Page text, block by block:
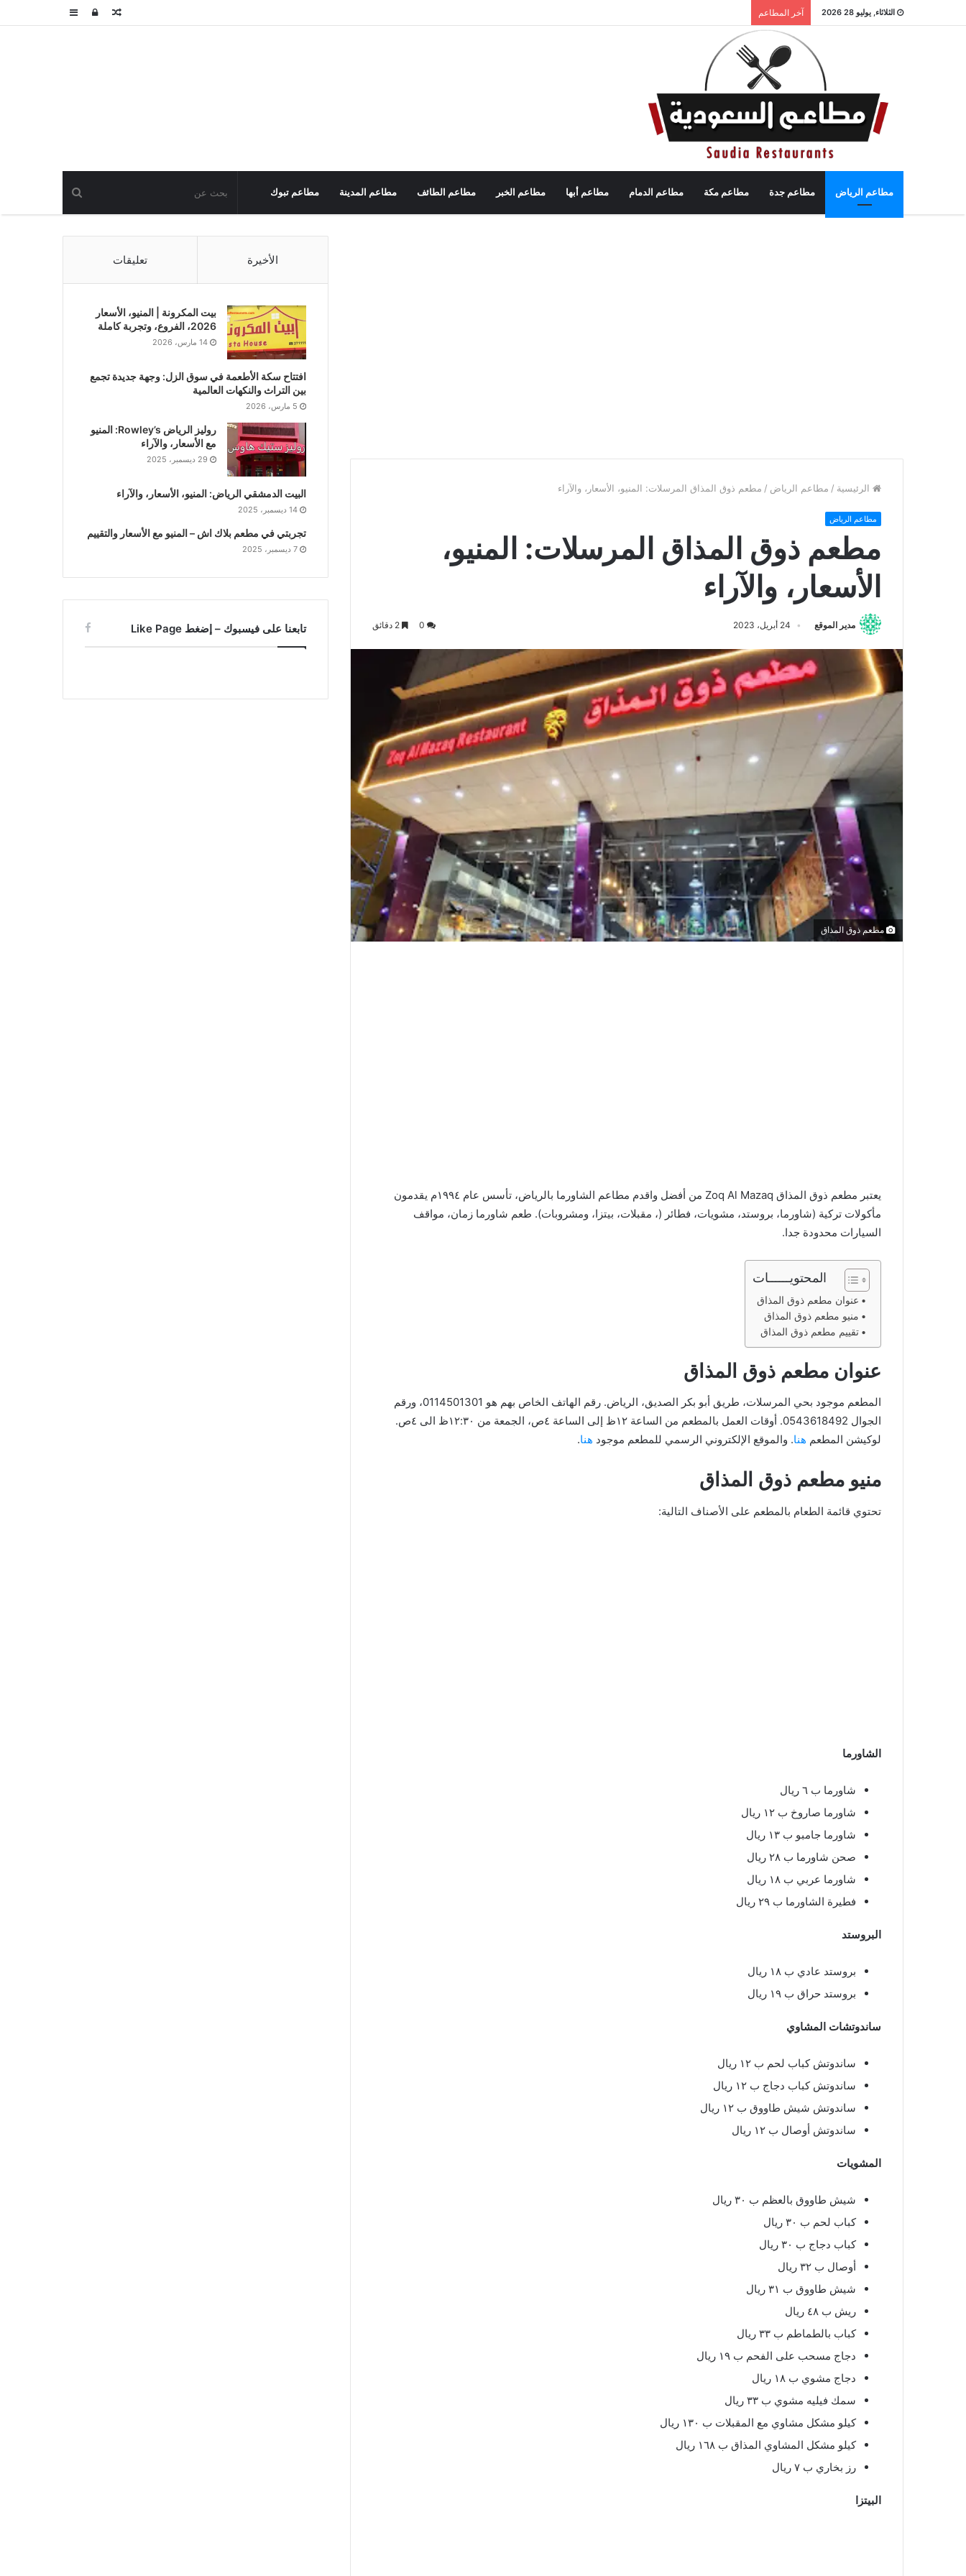
الثلاثاء, يوليو 28 2026 آخر المطاعم عمودتسجيلمقال
مطاعم الرياض مطاعم جدة مطاعم مكة مطاعم الدمام مطاعم أبها مطاعم الخبر مطاعم الطائف مطاعم المدينة مطاعم تبوك
الرئيسية / مطاعم الرياض / مطعم ذوق المذاق المرسلات: المنيو، الأسعار، والآراء
مطاعم الرياض
مطعم ذوق المذاق المرسلات: المنيو،
الأسعار، والآراء
مدير الموقع 24 أبريل، 2023
مطعم ذوق المذاق
يعتبر مطعم ذوق المذاق Zoq Al Mazaq من أفضل واقدم مطاعم الشاورما بالرياض، تأسس عام ١٩٩٤م يقدمون
مأكولات تركية (شاورما، بروستد، مشويات، فطائر (، مقبلات، بيتزا، ومشروبات). طعم شاورما زمان، مواقف
السيارات محدودة جدا.
المحتويــــــات
عنوان مطعم ذوق المذاق
منيو مطعم ذوق المذاق
تقييم مطعم ذوق المذاق
عنوان مطعم ذوق المذاق
المطعم موجود بحي المرسلات، طريق أبو بكر الصديق، الرياض. رقم الهاتف الخاص بهم هو 0114501301، ورقم
الجوال 0543618492. أوقات العمل بالمطعم من الساعة ١٢ظ إلى الساعة ٤ص، الجمعة من ١٢:٣٠ظ الى ٤ص.
لوكيشن المطعم هنا. والموقع الإلكتروني الرسمي للمطعم موجود هنا.
منيو مطعم ذوق المذاق
تحتوي قائمة الطعام بالمطعم على الأصناف التالية:
الشاورما
شاورما ب ٦ ريال
شاورما صاروخ ب ١٢ ريال
شاورما جامبو ب ١٣ ريال
صحن شاورما ب ٢٨ ريال
شاورما عربي ب ١٨ ريال
فطيرة الشاورما ب ٢٩ ريال
البروستد
بروستد عادي ب ١٨ ريال
بروستد حراق ب ١٩ ريال
ساندوتشات المشاوي
ساندوتش كباب لحم ب ١٢ ريال
ساندوتش كباب دجاج ب ١٢ ريال
ساندوتش شيش طاووق ب ١٢ ريال
ساندوتش أوصال ب ١٢ ريال
المشويات
شيش طاووق بالعظم ب ٣٠ ريال
كباب لحم ب ٣٠ ريال
كباب دجاج ب ٣٠ ريال
أوصال ب ٣٢ ريال
شيش طاووق ب ٣١ ريال
ريش ب ٤٨ ريال
كباب بالطماطم ب ٣٣ ريال
دجاج مسحب على الفحم ب ١٩ ريال
دجاج مشوي ب ١٨ ريال
سمك فيليه مشوي ب ٣٣ ريال
كيلو مشكل مشاوي مع المقبلات ب ١٣٠ ريال
كيلو مشكل المشاوي المذاق ب ١٦٨ ريال
رز بخاري ب ٧ ريال
البيتزا
الأخيرة تعليقات
بيت المكرونة | المنيو، الأسعار
2026، الفروع، وتجربة كاملة
14 مارس، 2026
افتتاح سكة الأطعمة في سوق الزل: وجهة جديدة تجمع
بين التراث والنكهات العالمية
5 مارس، 2026
روليز الرياض Rowley’s: المنيو
مع الأسعار، والآراء
29 ديسمبر، 2025
البيت الدمشقي الرياض: المنيو، الأسعار، والآراء
14 ديسمبر، 2025
تجربتي في مطعم بلاك اش – المنيو مع الأسعار والتقييم
7 ديسمبر، 2025
تابعنا على فيسبوك – إضغط Like Page